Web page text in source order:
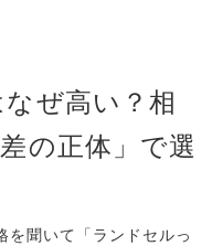
ぜ高い？相
の正体」で選
を聞いて「ランドセルっ